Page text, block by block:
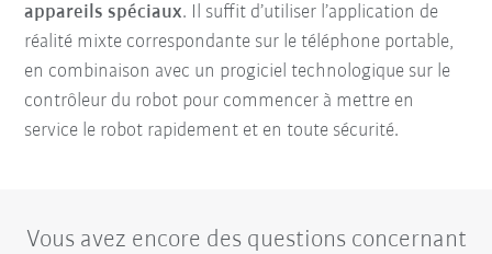
appareils spéciaux. Il suffit d’utiliser l’application de
réalité mixte correspondante sur le téléphone portable,
en combinaison avec un progiciel technologique sur le
contrôleur du robot pour commencer à mettre en
service le robot rapidement et en toute sécurité.
Vous avez encore des questions concernant